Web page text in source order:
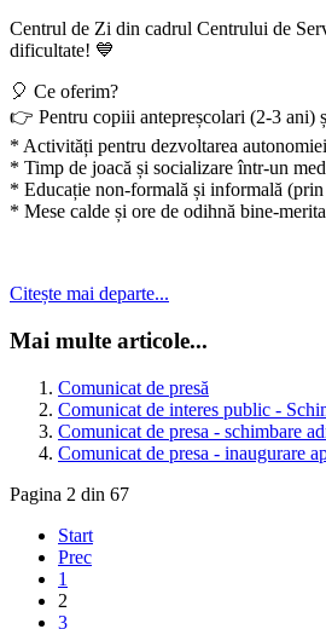
Centrul de Zi din cadrul Centrului de
dificultate! 💙
🎈 Ce oferim?
👉 Pentru copiii antepreșcolari (2-3 ani)
* Activități pentru dezvoltarea
* Timp de joacă și socializare într-un
* Educație non-formală și informală (prin
* Mese calde și ore de odihnă bine-
Citește mai departe...
Mai multe articole...
Comunicat de presă
Comunicat de interes public -
Comunicat de presa - schimbare
Comunicat de presa - inaugurare
Pagina 2 din 67
Start
Prec
1
2
3